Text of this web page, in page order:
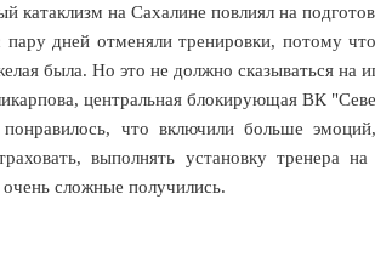
катаклизм на Сахалине повлиял на
дней отменяли тренировки, потому
была. Но это не должно сказываться на
центральная блокирующая ВК
что включили больше
выполнять установку
очень сложные получились.